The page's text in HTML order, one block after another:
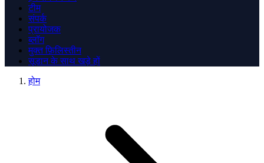
टीम
संपर्क
प्रायोजक
ब्लॉग
मुक्त फ़िलिस्तीन
सूडान के साथ खड़े हों
होम